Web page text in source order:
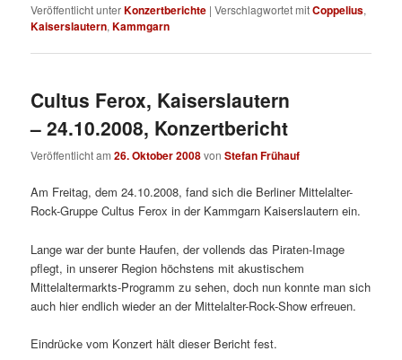
Veröffentlicht unterKonzertberichte |Verschlagwortet mitCoppelius,
Kaiserslautern,Kammgarn
Cultus Ferox, Kaiserslautern
– 24.10.2008, Konzertbericht
Veröffentlicht am26. Oktober 2008vonStefan Frühauf
Am Freitag, dem 24.10.2008, fand sich die Berliner Mittelalter-
Rock-Gruppe Cultus Ferox in der Kammgarn Kaiserslautern ein.
Lange war der bunte Haufen, der vollends das Piraten-Image
pflegt, in unserer Region höchstens mit akustischem
Mittelaltermarkts-Programm zu sehen, doch nun konnte man sich
auch hier endlich wieder an der Mittelalter-Rock-Show erfreuen.
Eindrücke vom Konzert hält dieser Bericht fest.